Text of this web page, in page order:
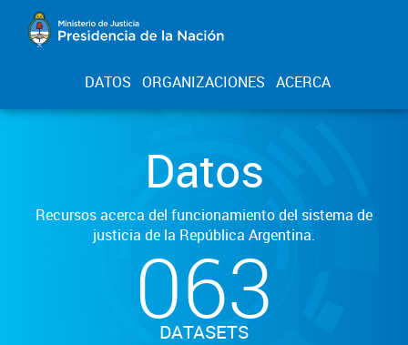
DATOS ORGANIZACIONES ACERCA
Datos
Recursos acerca del funcionamiento del sistema de
justicia de la República Argentina.
063
DATASETS